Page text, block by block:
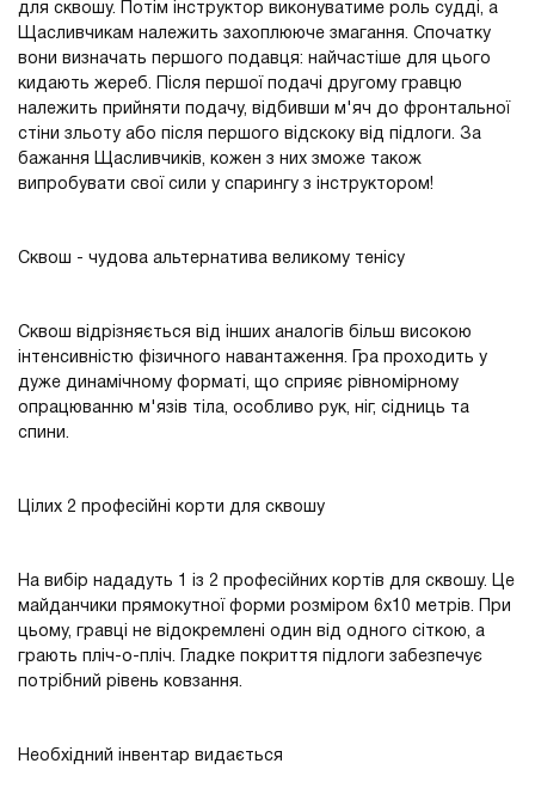
для сквошу. Потім інструктор виконуватиме роль судді, а
Щасливчикам належить захоплююче змагання. Спочатку
вони визначать першого подавця: найчастіше для цього
кидають жереб. Після першої подачі другому гравцю
належить прийняти подачу, відбивши м'яч до фронтальної
стіни зльоту або після першого відскоку від підлоги. За
бажання Щасливчиків, кожен з них зможе також
випробувати свої сили у спарингу з інструктором!
Сквош - чудова альтернатива великому тенісу
Сквош відрізняється від інших аналогів більш високою
інтенсивністю фізичного навантаження. Гра проходить у
дуже динамічному форматі, що сприяє рівномірному
опрацюванню м'язів тіла, особливо рук, ніг, сідниць та
спини.
Цілих 2 професійні корти для сквошу
На вибір нададуть 1 із 2 професійних кортів для сквошу. Це
майданчики прямокутної форми розміром 6х10 метрів. При
цьому, гравці не відокремлені один від одного сіткою, а
грають пліч-о-пліч. Гладке покриття підлоги забезпечує
потрібний рівень ковзання.
Необхідний інвентар видається